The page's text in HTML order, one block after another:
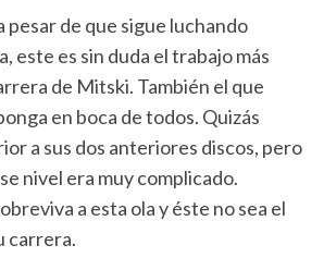
pesar de que sigue luchando
este es sin duda el trabajo más
de Mitski. También el que
en boca de todos. Quizás
a sus dos anteriores discos, pero
nivel era muy complicado.
a esta ola y éste no sea el
carrera.